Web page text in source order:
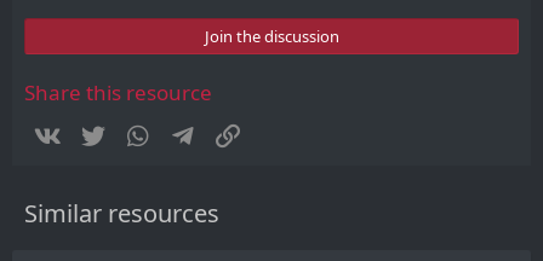
0
t
Join the discussion
Share this resource
Vkontakte
Twitter WhatsAppTelegram
Similar resources